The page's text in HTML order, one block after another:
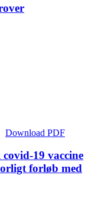
Download PDF
19 vaccine
forløb med